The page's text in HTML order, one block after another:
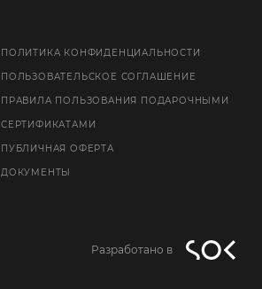
ПОЛИТИКА КОНФИДЕНЦИАЛЬНОСТИ
ПОЛЬЗОВАТЕЛЬСКОЕ СОГЛАШЕНИЕ
ПРАВИЛА ПОЛЬЗОВАНИЯ ПОДАРОЧНЫМИ
СЕРТИФИКАТАМИ
ПУБЛИЧНАЯ ОФЕРТА
ДОКУМЕНТЫ
Разработано в